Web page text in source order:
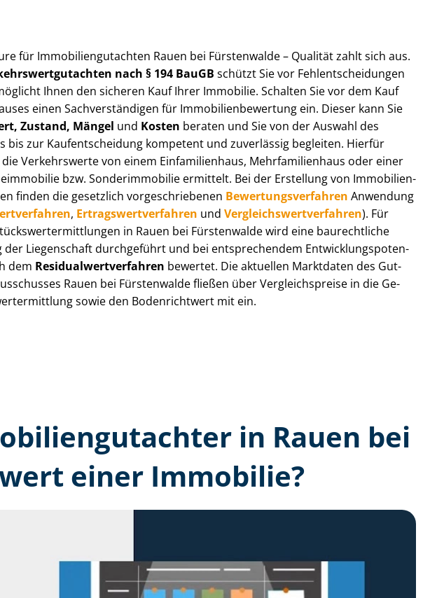
für Im­mo­bi­li­en­gut­ach­ten Rauen bei Fürstenwalde – Qualität zahlt sich aus.
nach § 194 BauGB schützt Sie vor Fehl­ent­schei­dun­gen
Ihnen den sicheren Kauf Ihrer Immobilie. Schalten Sie vor dem Kauf
einen Sach­ver­stän­di­gen für Im­mo­bi­li­en­be­wer­tung ein. Dieser kann Sie
Zustand, Mängel und Kosten beraten und Sie von der Auswahl des
bis zur Kauf­ent­schei­dung kompetent und zuverlässig begleiten. Hierfür
Verkehrswerte von einem Einfamilienhaus, Mehr­fa­mi­li­en­haus oder einer
bzw. Sonderimmobilie ermittelt. Bei der Erstellung von Im­mo­bi­li­en­
finden die gesetzlich vor­ge­schrie­be­nen Be­wer­tungs­ver­fah­ren Anwendung
, Er­trags­wert­ver­fah­ren und Ver­gleichs­wert­ver­fah­ren). Für
in Rauen bei Fürstenwalde wird eine baurechtliche
der Liegenschaft durchgeführt und bei entsprechendem Ent­wick­lungs­po­ten­
dem Re­si­du­al­wert­ver­fah­ren bewertet. Die aktuellen Marktdaten des Gut­
Rauen bei Fürstenwalde fließen über Ver­gleichs­prei­se in die Ge­
sowie den Bodenrichtwert mit ein.
in Rauen bei
einer Immobilie?